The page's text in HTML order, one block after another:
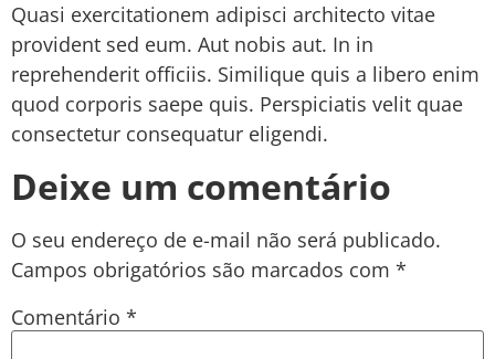
Quasi exercitationem adipisci architecto vitae
provident sed eum. Aut nobis aut. In in
reprehenderit officiis. Similique quis a libero enim
quod corporis saepe quis. Perspiciatis velit quae
consectetur consequatur eligendi.
Deixe um comentário
O seu endereço de e-mail não será publicado.
Campos obrigatórios são marcados com *
Comentário *